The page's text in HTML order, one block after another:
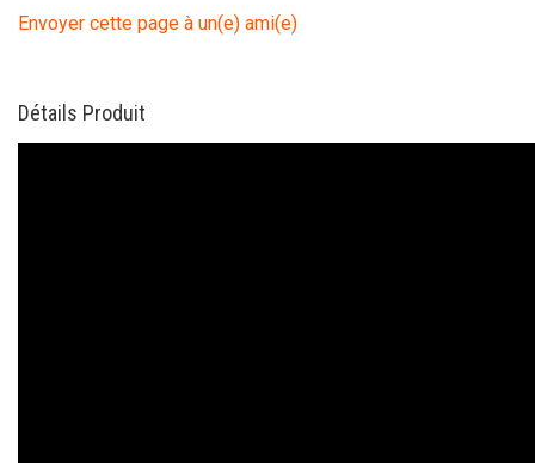
Envoyer cette page à un(e) ami(e)
Détails Produit